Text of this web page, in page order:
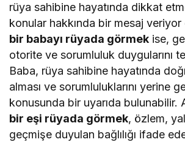
rüya sahibine hayatında dikkat
konular hakkında bir mesaj veriyor
bir babayı rüyada görmek ise,
otorite ve sorumluluk duygularını
Baba, rüya sahibine hayatında
alması ve sorumluluklarını yerine
konusunda bir uyarıda bulunabilir.
bir eşi rüyada görmek, özlem,
geçmişe duyulan bağlılığı ifade